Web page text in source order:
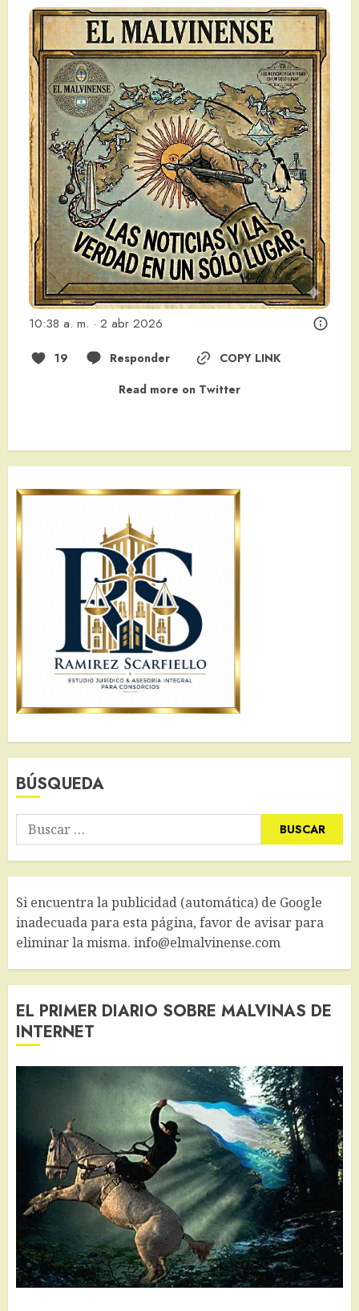
10:38 a. m. · 2 abr 2026
19 Responder
COPY LINK
Read more on Twitter
BÚSQUEDA
Buscar:
Si encuentra la publicidad (automática) de Google
inadecuada para esta página, favor de avisar para
eliminar la misma. info@elmalvinense.com
EL PRIMER DIARIO SOBRE MALVINAS DE
INTERNET